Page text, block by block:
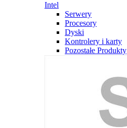
Intel
Serwery
Procesory
Dyski
Kontrolery i karty
Pozostałe Produkty